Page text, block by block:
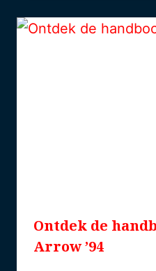
Ontdek de
Arrow ’94